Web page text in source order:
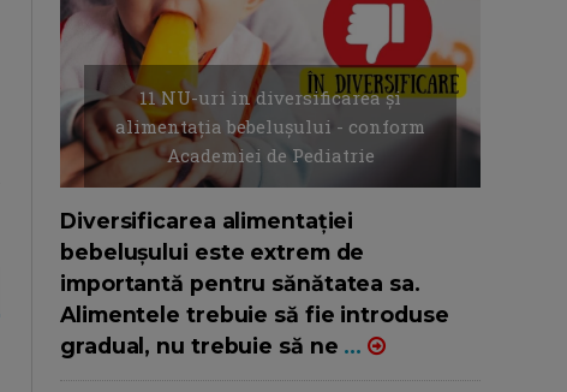
11 NU-uri in diversificarea și
alimentația bebelușului - conform
Academiei de Pediatrie
Diversificarea alimentației
bebelușului este extrem de
importantă pentru sănătatea sa.
Alimentele trebuie să fie introduse
gradual, nu trebuie să ne ...